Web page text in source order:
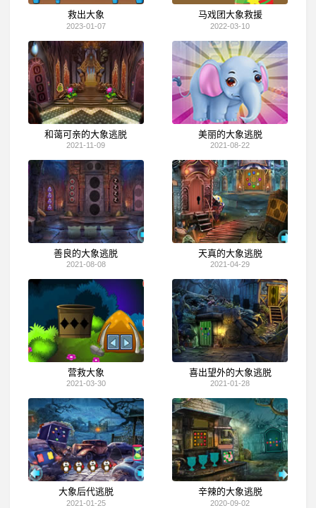
救出大象
2023-01-07
马戏团大象救援
2022-03-10
和蔼可亲的大象逃脱
2021-11-09
美丽的大象逃脱
2021-08-22
善良的大象逃脱
2021-08-08
天真的大象逃脱
2021-04-29
营救大象
2021-03-30
喜出望外的大象逃脱
2021-01-28
大象后代逃脱
2021-01-25
辛辣的大象逃脱
2020-09-02